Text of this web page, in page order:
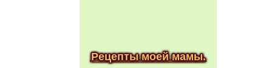
Рецепты моей мамы.